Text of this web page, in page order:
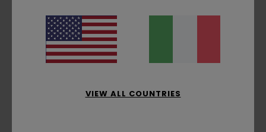
Stephane2. luglio 2026
Manca un elastico in fondo / che stringe
Mostra originale - Français
Comfort: 4/5 Rapporto qualità-prezzo Taglia: Grande
VIEW ALL COUNTRIES